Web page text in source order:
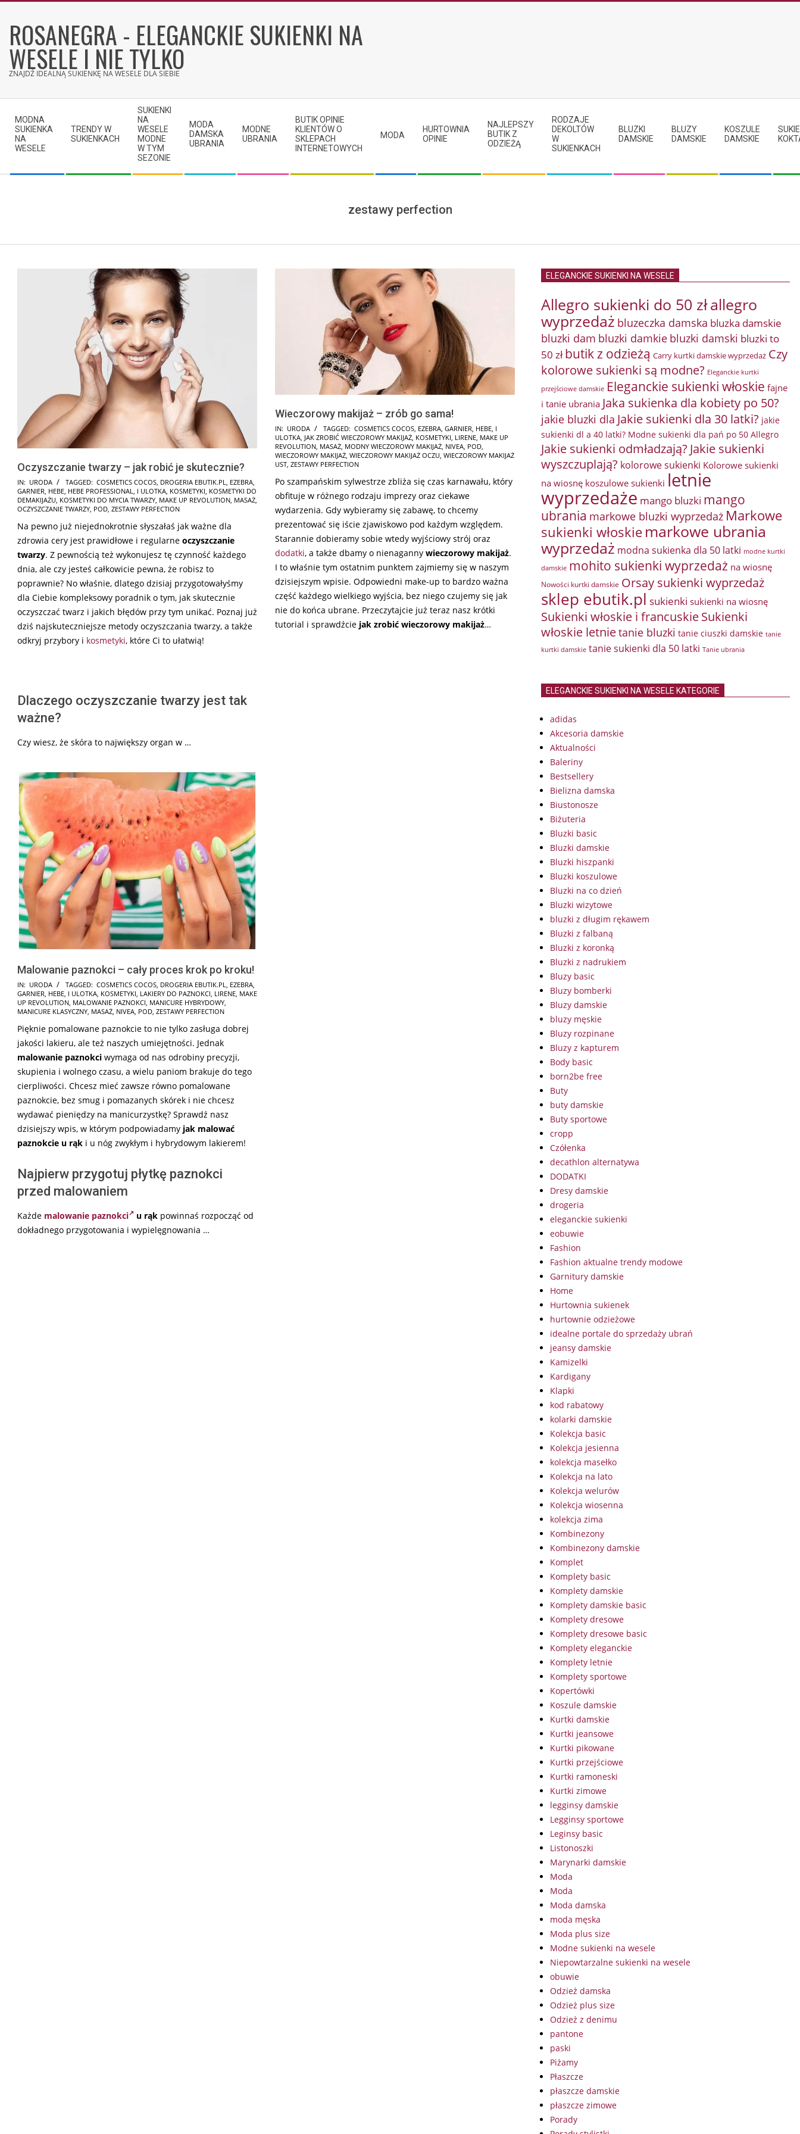
contentROSANEGRA - ELEGANCKIE SUKIENKI NA
WESELE I NIE TYLKO
ZNAJDŹ IDEALNĄ SUKIENKĘ NA WESELE DLA SIEBIE
Navigation
Menu
MODNA
SUKIENKA
NA
WESELE
TRENDY W
SUKIENKACH
SUKIENKI
NA
WESELE
MODNE
W TYM
SEZONIE
MODA
DAMSKA
UBRANIA
MODNE
UBRANIA
BUTIK OPINIE
KLIENTÓW O
SKLEPACH
INTERNETOWYCH
MODA
HURTOWNIA
OPINIE
NAJLEPSZY
BUTIK Z
ODZIEŻĄ
RODZAJE
DEKOLTÓW
W
SUKIENKACH
BLUZKI
DAMSKIE
BLUZY
DAMSKIE
KOSZULE
DAMSKIE
zestawy perfection
Oczyszczanie twarzy – jak robić je skutecznie?
2025-
01-
10
IN: URODA TAGGED: COSMETICS COCOS, DROGERIA EBUTIK.PL, EZEBRA,
GARNIER, HEBE, HEBE PROFESSIONAL, I ULOTKA, KOSMETYKI, KOSMETYKI DO
DEMAKIJAŻU, KOSMETYKI DO MYCIA TWARZY, MAKE UP REVOLUTION, MASAŻ,
OCZYSZCZANIE TWARZY, POD, ZESTAWY PERFECTION
Na pewno już niejednokrotnie słyszałaś jak ważne dla
zdrowia cery jest prawidłowe i regularne oczyszczanie
twarzy. Z pewnością też wykonujesz tę czynność każdego
dnia, ale czy jesteś całkowicie pewna, że robisz to
poprawnie? No właśnie, dlatego dzisiaj przygotowałyśmy
dla Ciebie kompleksowy poradnik o tym, jak skutecznie
oczyszczać twarz i jakich błędów przy tym unikać. Poznaj już
dziś najskuteczniejsze metody oczyszczania twarzy, a także
odkryj przybory i kosmetyki, które Ci to ułatwią!
Dlaczego oczyszczanie twarzy jest tak
ważne?
Czy wiesz, że skóra to największy organ w …
Wieczorowy makijaż – zrób go sama!
2024-
11-
17
IN: URODA TAGGED: COSMETICS COCOS, EZEBRA, GARNIER, HEBE, I
ULOTKA, JAK ZROBIĆ WIECZOROWY MAKIJAŻ, KOSMETYKI, LIRENE, MAKE UP
REVOLUTION, MASAŻ, MODNY WIECZOROWY MAKIJAŻ, NIVEA, POD,
WIECZOROWY MAKIJAŻ, WIECZOROWY MAKIJAŻ OCZU, WIECZOROWY MAKIJAŻ
UST, ZESTAWY PERFECTION
Po szampańskim sylwestrze zbliża się czas karnawału, który
obfituje w różnego rodzaju imprezy oraz ciekawe
wydarzenia. Gdy wybieramy się zabawę, to chcemy
prezentować się iście zjawiskowo pod każdym względem.
Starannie dobieramy sobie wtedy wyjściowy strój oraz
dodatki, a także dbamy o nienaganny wieczorowy makijaż.
I to właśnie tym ostatnim punktem zajmiemy się w naszym
dzisiejszym wpisie. Odpowiedni make-up to bardzo ważna
część każdego wielkiego wyjścia, bez niego czujemy się jak
nie do końca ubrane. Przeczytajcie już teraz nasz krótki
tutorial i sprawdźcie jak zrobić wieczorowy makijaż…
Malowanie paznokci – cały proces krok po kroku!
2024-
11-
17
IN: URODA TAGGED: COSMETICS COCOS DROGERIA EBUTIK.PL EZEBRA
GARNIER HEBE I ULOTKA KOSMETYKI LAKIERY DO PAZNOKCI LIRENE MAKE
UP REVOLUTION MALOWANIE PAZNOKCI MANICURE HYBRYDOWY
MANICURE KLASYCZNY MASAŻ NIVEA POD ZESTAWY PERFECTION
Pięknie pomalowane paznokcie to nie tylko zasługa dobrej
jakości lakieru, ale też naszych umiejętności. Jednak
malowanie paznokci wymaga od nas odrobiny precyzji,
skupienia i wolnego czasu, a wielu paniom brakuje do tego
cierpliwości. Chcesz mieć zawsze równo pomalowane
paznokcie, bez smug i pomazanych skórek i nie chcesz
wydawać pieniędzy na manicurzystkę? Sprawdź nasz
dzisiejszy wpis, w którym podpowiadamy jak malować
paznokcie u rąk i u nóg zwykłym i hybrydowym lakierem!
Najpierw przygotuj płytkę paznokci
przed malowaniem
Każde malowanie paznokci u rąk powinnaś rozpocząć od
dokładnego przygotowania i wypielęgnowania …
ELEGANCKIE SUKIENKI NA WESELE
Allegro sukienki do 50 złallegro
wyprzedaż bluzeczka damska bluzka damskie
bluzki dam bluzki damkie bluzki damski bluzki to
50 zł butik z odzieżą Carry kurtki damskie wyprzedaż Czy
kolorowe sukienki są modne? Eleganckie kurtki
przejściowe damskie Eleganckie sukienki włoskie fajne
i tanie ubrania Jaka sukienka dla kobiety po 50?
jakie bluzki dla Jakie sukienki dla 30 latki? jakie
sukienki dl a 40 latki? Modne sukienki dla pań po 50 Allegro
Jakie sukienki odmładzają? Jakie sukienki
wyszczuplają? kolorowe sukienki Kolorowe sukienki
na wiosnę koszulowe sukienki letnie
wyprzedaże mango bluzki mango
ubrania markowe bluzki wyprzedaż Markowe
sukienki włoskie markowe ubrania
wyprzedaż modna sukienka dla 50 latki modne kurtki
damskie mohito sukienki wyprzedaż na wiosnę
Nowości kurtki damskie Orsay sukienki wyprzedaż
sklep ebutik.pl sukienki sukienki na wiosnę
Sukienki włoskie i francuskieSukienki
włoskie letnietanie bluzki tanie ciuszki damskie tanie
kurtki damskie tanie sukienki dla 50 latki Tanie ubrania
ELEGANCKIE SUKIENKI NA WESELE KATEGORIE
adidas
Akcesoria damskie
Aktualności
Baleriny
Bestsellery
Bielizna damska
Biustonosze
Biżuteria
Bluzki basic
Bluzki damskie
Bluzki hiszpanki
Bluzki koszulowe
Bluzki na co dzień
Bluzki wizytowe
bluzki z długim rękawem
Bluzki z falbaną
Bluzki z koronką
Bluzki z nadrukiem
Bluzy basic
Bluzy bomberki
Bluzy damskie
bluzy męskie
Bluzy rozpinane
Bluzy z kapturem
Body basic
born2be free
Buty
buty damskie
Buty sportowe
cropp
Czółenka
decathlon alternatywa
DODATKI
Dresy damskie
drogeria
eleganckie sukienki
eobuwie
Fashion
Fashion aktualne trendy modowe
Garnitury damskie
Home
Hurtownia sukienek
hurtownie odzieżowe
idealne portale do sprzedaży ubrań
jeansy damskie
Kamizelki
Kardigany
Klapki
kod rabatowy
kolarki damskie
Kolekcja basic
Kolekcja jesienna
kolekcja masełko
Kolekcja na lato
Kolekcja welurów
Kolekcja wiosenna
kolekcja zima
Kombinezony
Kombinezony damskie
Komplet
Komplety basic
Komplety damskie
Komplety damskie basic
Komplety dresowe
Komplety dresowe basic
Komplety eleganckie
Komplety letnie
Komplety sportowe
Kopertówki
Koszule damskie
Kurtki damskie
Kurtki jeansowe
Kurtki pikowane
Kurtki przejściowe
Kurtki ramoneski
Kurtki zimowe
legginsy damskie
Legginsy sportowe
Leginsy basic
Listonoszki
Marynarki damskie
Moda
Moda
Moda damska
moda męska
Moda plus size
Modne sukienki na wesele
Niepowtarzalne sukienki na wesele
obuwie
Odzież damska
Odzież plus size
Odzież z denimu
pantone
paski
Piżamy
Płaszcze
płaszcze damskie
płaszcze zimowe
Porady